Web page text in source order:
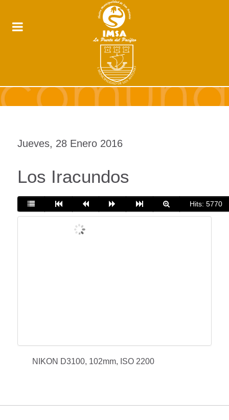
Jueves, 28 Enero 2016
Los Iracundos
Hits: 5770
NIKON D3100, 102mm, ISO 2200